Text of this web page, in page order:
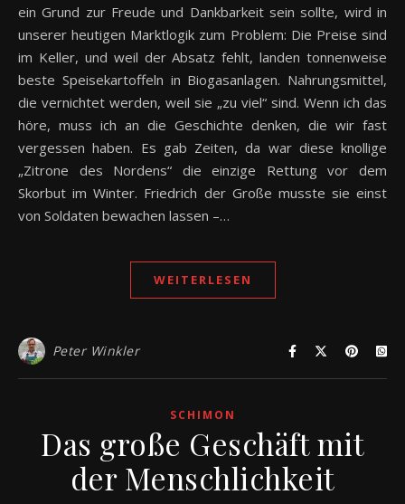
ein Grund zur Freude und Dankbarkeit sein sollte, wird in
unserer heutigen Marktlogik zum Problem: Die Preise sind
im Keller, und weil der Absatz fehlt, landen tonnenweise
beste Speisekartoffeln in Biogasanlagen. Nahrungsmittel,
die vernichtet werden, weil sie „zu viel“ sind. Wenn ich das
höre, muss ich an die Geschichte denken, die wir fast
vergessen haben. Es gab Zeiten, da war diese knollige
„Zitrone des Nordens“ die einzige Rettung vor dem
Skorbut im Winter. Friedrich der Große musste sie einst
von Soldaten bewachen lassen –…
WEITERLESEN
Peter Winkler
SCHIMON
Das große Geschäft mit
der Menschlichkeit